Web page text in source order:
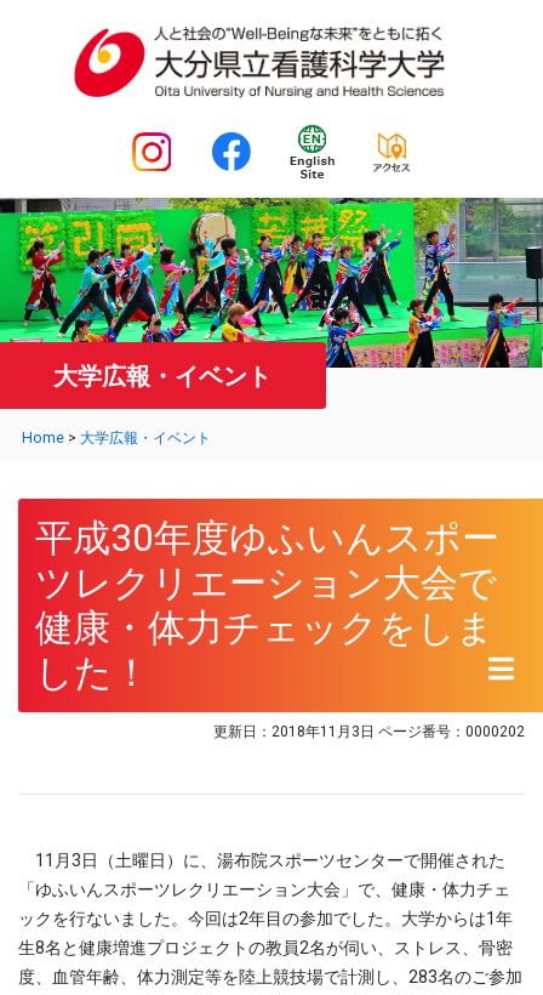
大学広報・イベント
Home > 大学広報・イベント
平成30年度ゆふいんスポー
ツレクリエーション大会で
健康・体力チェックをしま
した！
更新日：2018年11月3日 ページ番号：0000202
11月3日（土曜日）に、湯布院スポーツセンターで開催された
「ゆふいんスポーツレクリエーション大会」で、健康・体力チェ
ックを行ないました。今回は2年目の参加でした。大学からは1年
生8名と健康増進プロジェクトの教員2名が伺い、ストレス、骨密
度、血管年齢、体力測定等を陸上競技場で計測し、283名のご参加